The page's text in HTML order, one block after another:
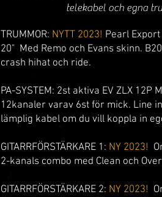
telekabel och egna
TRUMMOR: NYTT 2023! Pearl
20" Med Remo och Evans skinn.
crash hihat och ride.
PA-SYSTEM: 2st aktiva EV ZLX 12P
12kanaler varav 6st för mick. Line in
lämplig kabel om du vill koppla in
GITARRFÖRSTÄRKARE 1: NY 2023!
2-kanals combo med Clean och
GITARRFÖRSTÄRKARE 2: NY 2023!